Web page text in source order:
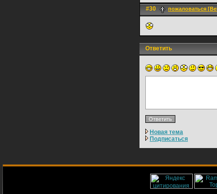
#30 пожаловаться
Ответить
Новая тема
Подписаться